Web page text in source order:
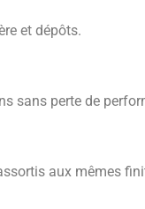
et dépôts.
sans perte de
aux mêmes